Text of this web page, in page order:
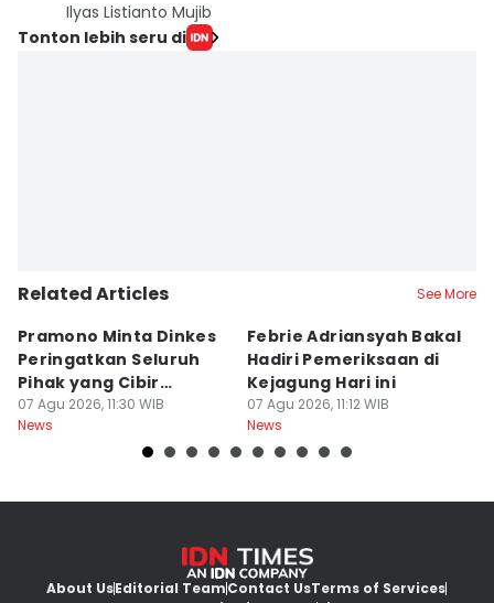
Ilyas Listianto Mujib
Tonton lebih seru di
Related Articles See More
Pramono Minta Dinkes
Peringatkan Seluruh
Pihak yang Cibir
Pengguna BPJS
07 Agu 2026, 11:30 WIB
News
Febrie Adriansyah Bakal
Hadiri Pemeriksaan di
Kejagung Hari ini
07 Agu 2026, 11:12 WIB
News
About UsEditorial TeamContact UsTerms of Services